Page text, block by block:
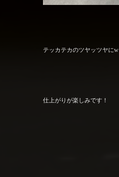
テッカテカのツヤッツヤにw
仕上がりが楽しみです！